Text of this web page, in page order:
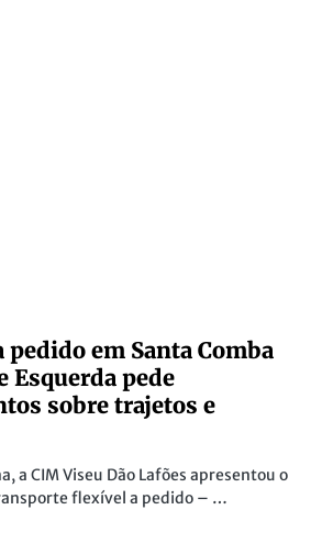
em Santa Comba
Esquerda pede
sobre trajetos e
a CIM Viseu Dão Lafões apresentou o
flexível a pedido – …